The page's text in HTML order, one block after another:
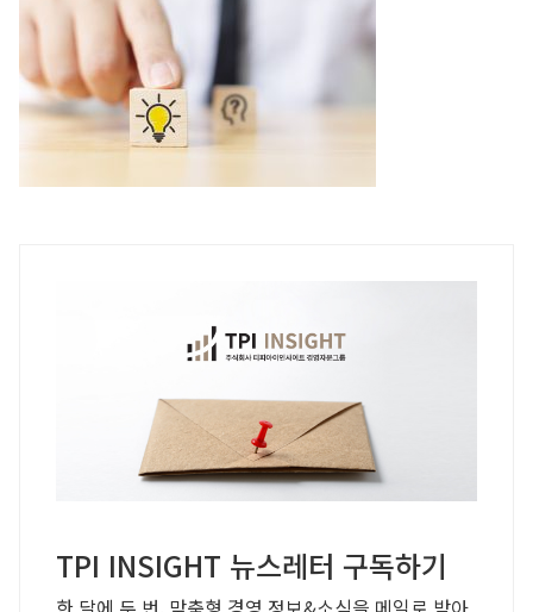
TPI INSIGHT 뉴스레터 구독하기